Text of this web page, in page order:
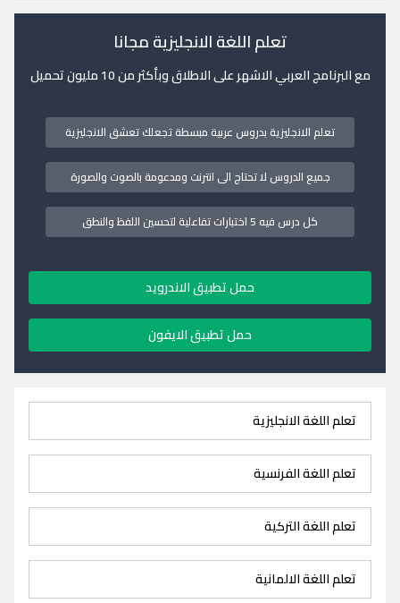
تعلم اللغة الانجليزية مجانا
مع البرنامج العربي الاشهر على الاطلاق وبأكثر من 10 مليون تحميل
تعلم الانجليزية بدروس عربية مبسطة تجعلك تعشق الانجليزية
جميع الدروس لا تحتاج الى انترنت ومدعومة بالصوت والصورة
كل درس فيه 5 اختبارات تفاعلية لتحسين اللفظ والنطق
حمل تطبيق الاندرويد
حمل تطبيق الايفون
تعلم اللغة الانجليزية
تعلم اللغة الفرنسية
تعلم اللغة التركية
تعلم اللغة الالمانية